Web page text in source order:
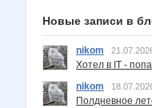
Новые записи в
nikom
Хотел в IT -
nikom
Полдневное